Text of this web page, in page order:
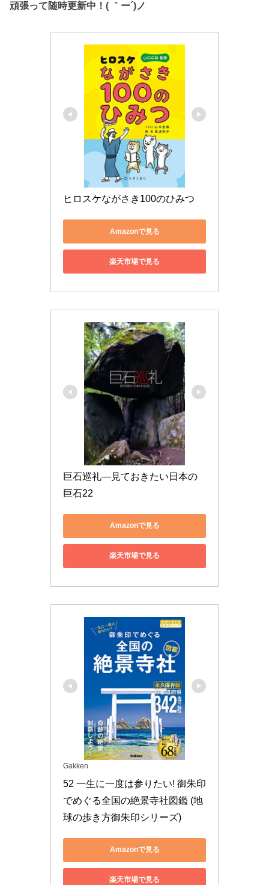
頑張って随時更新中！( ｀ー´)ノ
ヒロスケながさき100のひみつ
Amazonで見る
楽天市場で見る
巨石巡礼―見ておきたい日本の
巨石22
Amazonで見る
楽天市場で見る
Gakken
52 一生に一度は参りたい! 御朱印
でめぐる全国の絶景寺社図鑑 (地
球の歩き方御朱印シリーズ)
Amazonで見る
楽天市場で見る